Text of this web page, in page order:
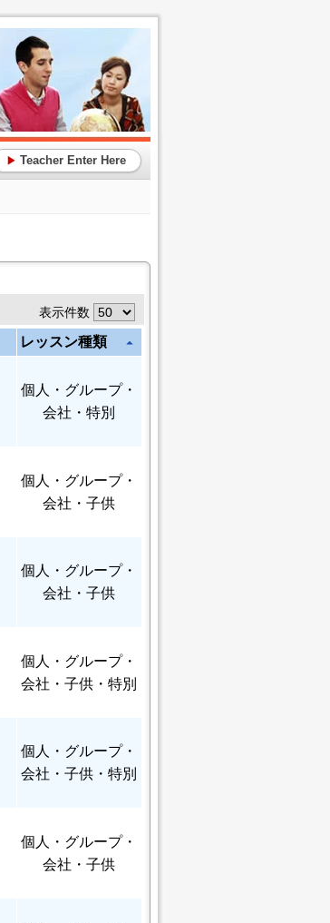
▶ Teacher Enter Here
表示件数
レッスン種類 arrow_drop_up
個人
・グループ・
会社・特別
個人
・グループ・
会社・子供
個人
・グループ・
会社・子供
個人
・グループ・
会社・子供・特別
個人
・グループ・
会社・子供・特別
個人
・グループ・
会社・子供